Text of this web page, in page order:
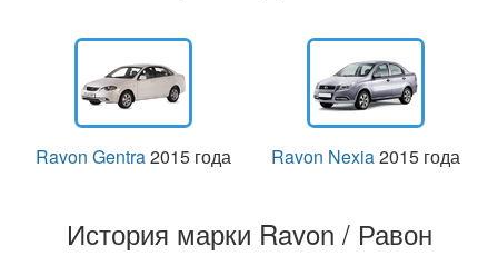
Ravon Gentra2015 года Ravon Nexia2015 года
История марки Ravon / Равон